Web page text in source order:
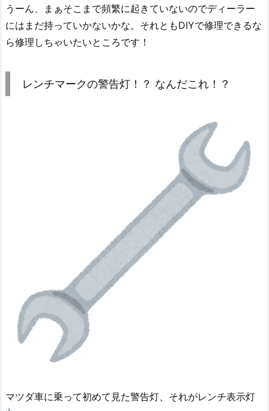
うーん、まぁそこまで頻繁に起きていないのでディーラー
にはまだ持っていかないかな。それともDIYで修理できるな
ら修理しちゃいたいところです！
レンチマークの警告灯！？ なんだこれ！？
マツダ車に乗って初めて見た警告灯、それがレンチ表示灯